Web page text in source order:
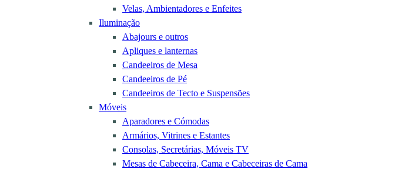
Velas, Ambientadores e Enfeites
Iluminação
Abajours e outros
Apliques e lanternas
Candeeiros de Mesa
Candeeiros de Pé
Candeeiros de Tecto e Suspensões
Móveis
Aparadores e Cómodas
Armários, Vitrines e Estantes
Consolas, Secretárias, Móveis TV
Mesas de Cabeceira, Cama e Cabeceiras de Cama